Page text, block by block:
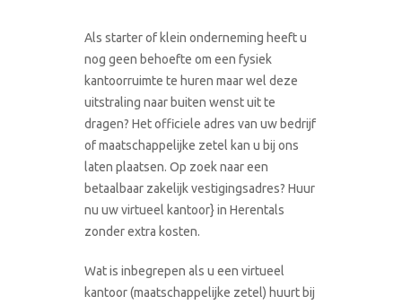
Als starter of klein onderneming heeft u
nog geen behoefte om een fysiek
kantoorruimte te huren maar wel deze
uitstraling naar buiten wenst uit te
dragen? Het officiele adres van uw bedrijf
of maatschappelijke zetel kan u bij ons
laten plaatsen. Op zoek naar een
betaalbaar zakelijk vestigingsadres? Huur
nu uw virtueel kantoor} in Herentals
zonder extra kosten.
Wat is inbegrepen als u een virtueel
kantoor (maatschappelijke zetel) huurt bij